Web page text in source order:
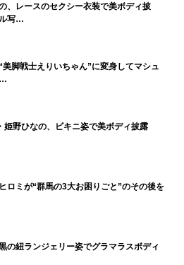
、レースのセクシー衣装で美ボディ披
写…
美脚戦士えりいちゃん”に変身してマシュ
…
姫野ひなの、ビキニ姿で美ボディ披露
ロミが“群馬の3大お困りごと”のその後を
の紐ランジェリー姿でグラマラスボディ